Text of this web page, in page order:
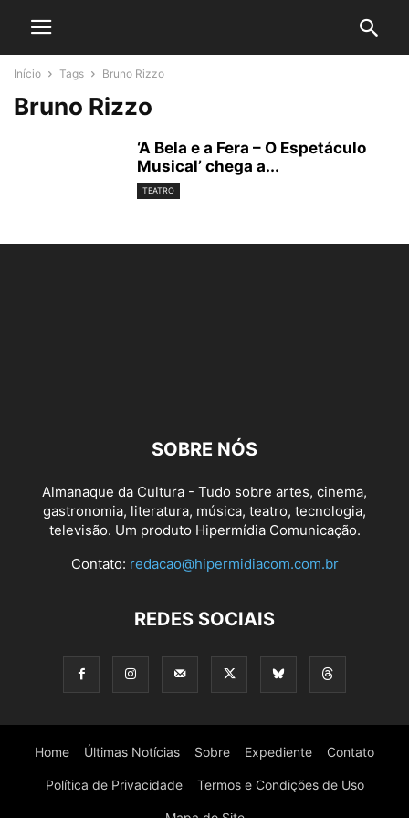
Início Tags Bruno Rizzo
Bruno Rizzo
‘A Bela e a Fera – O Espetáculo
Musical’ chega a...
TEATRO
SOBRE NÓS
Almanaque da Cultura - Tudo sobre artes, cinema,
gastronomia, literatura, música, teatro, tecnologia,
televisão. Um produto Hipermídia Comunicação.
Contato: redacao@hipermidiacom.com.br
REDES SOCIAIS
Home Últimas Notícias Sobre Expediente Contato
Política de Privacidade Termos e Condições de Uso